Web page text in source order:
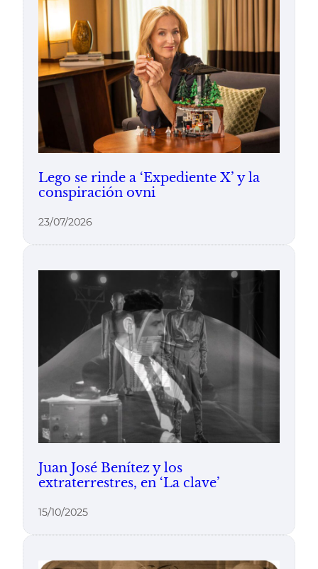
Lego se rinde a ‘Expediente X’ y la
conspiración ovni
23/07/2026
Juan José Benítez y los
extraterrestres, en ‘La clave’
15/10/2025